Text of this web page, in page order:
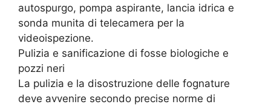
autospurgo, pompa aspirante, lancia idrica e
sonda munita di telecamera per la
videoispezione.
Pulizia e sanificazione di fosse biologiche e
pozzi neri
La pulizia e la disostruzione delle fognature
deve avvenire secondo precise norme di